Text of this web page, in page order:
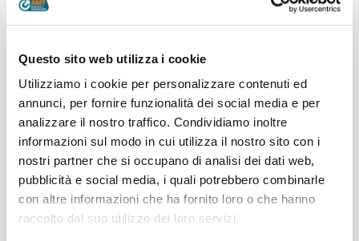
Questo sito web utilizza i cookie
Utilizziamo i cookie per personalizzare contenuti ed
annunci, per fornire funzionalità dei social media e per
analizzare il nostro traffico. Condividiamo inoltre
informazioni sul modo in cui utilizza il nostro sito con i
nostri partner che si occupano di analisi dei dati web,
pubblicità e social media, i quali potrebbero combinarle
con altre informazioni che ha fornito loro o che hanno
raccolto dal suo utilizzo dei loro servizi.
Articoli recenti